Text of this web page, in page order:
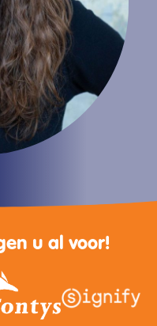
u al voor!